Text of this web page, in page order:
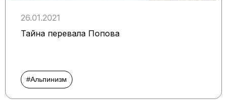
26.01.2021
Тайна перевала Попова
#Альпинизм